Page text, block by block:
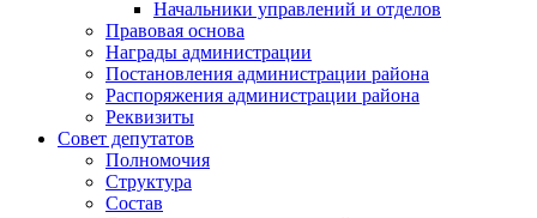
Начальники управлений и отделов
Правовая основа
Награды администрации
Постановления администрации района
Распоряжения администрации района
Реквизиты
Совет депутатов
Полномочия
Структура
Состав